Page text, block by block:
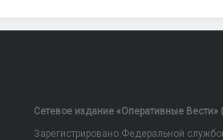
Сетевое издание «Оперативные Вести»
Зарегистрировано Федеральной